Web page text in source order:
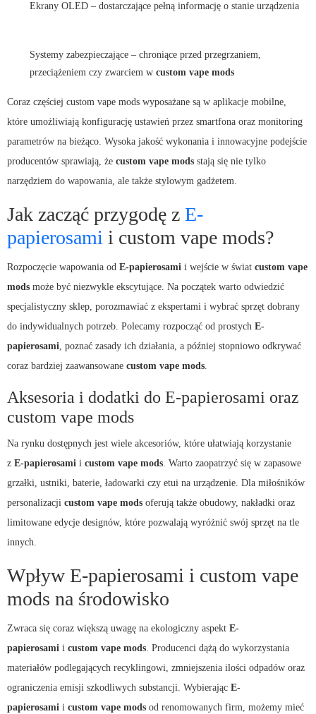
Ekrany OLED – dostarczające pełną informację o stanie urządzenia
Systemy zabezpieczające – chroniące przed przegrzaniem,
przeciążeniem czy zwarciem w custom vape mods
Coraz częściej custom vape mods wyposażane są w aplikacje mobilne,
które umożliwiają konfigurację ustawień przez smartfona oraz monitoring
parametrów na bieżąco. Wysoka jakość wykonania i innowacyjne podejście
producentów sprawiają, że custom vape mods stają się nie tylko
narzędziem do wapowania, ale także stylowym gadżetem.
Jak zacząć przygodę z E-
papierosami i custom vape mods?
Rozpoczęcie wapowania od E-papierosami i wejście w świat custom vape
mods może być niezwykle ekscytujące. Na początek warto odwiedzić
specjalistyczny sklep, porozmawiać z ekspertami i wybrać sprzęt dobrany
do indywidualnych potrzeb. Polecamy rozpocząć od prostych E-
papierosami, poznać zasady ich działania, a później stopniowo odkrywać
coraz bardziej zaawansowane custom vape mods.
Aksesoria i dodatki do E-papierosami oraz
custom vape mods
Na rynku dostępnych jest wiele akcesoriów, które ułatwiają korzystanie
z E-papierosami i custom vape mods. Warto zaopatrzyć się w zapasowe
grzałki, ustniki, baterie, ładowarki czy etui na urządzenie. Dla miłośników
personalizacji custom vape mods oferują także obudowy, nakładki oraz
limitowane edycje designów, które pozwalają wyróżnić swój sprzęt na tle
innych.
Wpływ E-papierosami i custom vape
mods na środowisko
Zwraca się coraz większą uwagę na ekologiczny aspekt E-
papierosami i custom vape mods. Producenci dążą do wykorzystania
materiałów podlegających recyklingowi, zmniejszenia ilości odpadów oraz
ograniczenia emisji szkodliwych substancji. Wybierając E-
papierosami i custom vape mods od renomowanych firm, możemy mieć